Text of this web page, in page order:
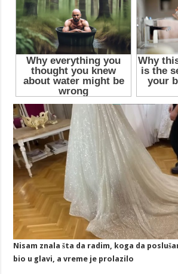
Nisam znala šta da radim, koga da
bio u glavi, a vreme je prolazilo